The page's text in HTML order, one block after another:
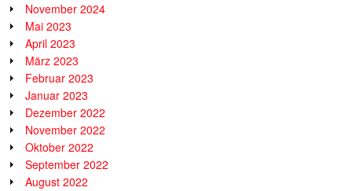
November 2024
Mai 2023
April 2023
März 2023
Februar 2023
Januar 2023
Dezember 2022
November 2022
Oktober 2022
September 2022
August 2022